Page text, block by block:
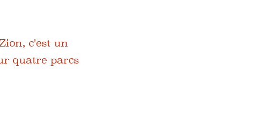
c'est un
quatre parcs